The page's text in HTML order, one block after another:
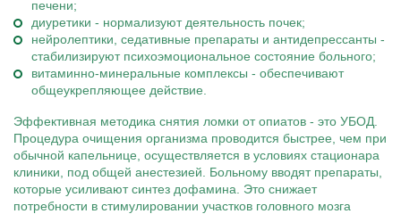
печени;
диуретики - нормализуют деятельность почек;
нейролептики, седативные препараты и антидепрессанты -
стабилизируют психоэмоциональное состояние больного;
витаминно-минеральные комплексы - обеспечивают
общеукрепляющее действие.
Эффективная методика снятия ломки от опиатов - это УБОД.
Процедура очищения организма проводится быстрее, чем при
обычной капельнице, осуществляется в условиях стационара
клиники, под общей анестезией. Больному вводят препараты,
которые усиливают синтез дофамина. Это снижает
потребности в стимулировании участков головного мозга